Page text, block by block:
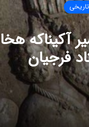
آکیناکه
فرجیان